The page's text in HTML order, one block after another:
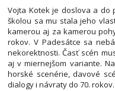
Vojta Kotek je doslova a do
školou sa mu stala jeho
kamerou aj za kamerou
rokov. V Padesátce sa
nekorektnosti. Časť scén
aj v miernejšom variante.
horské scenérie, davové
dialogy i návraty do 70. rokov.